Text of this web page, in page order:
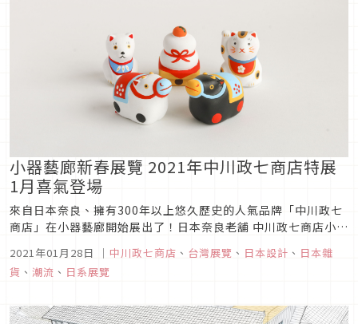
小器藝廊新春展覽 2021年中川政七商店特展
1月喜氣登場
來自日本奈良、擁有300年以上悠久歷史的人氣品牌「中川政七
商店」在小器藝廊開始展出了！日本奈良老舖 中川政七商店小器
良老舖。高級麻織物「奈良曬」持續至今已成為經典品項。近年
來，秉持「讓日本工藝更有活力！」的理念，在工藝界首推的自
2021年01月28日 ｜ 中川政七商店 、 台灣展覽 、 日本設計 、 日本雜
貨 、 潮流 、 日系展覽